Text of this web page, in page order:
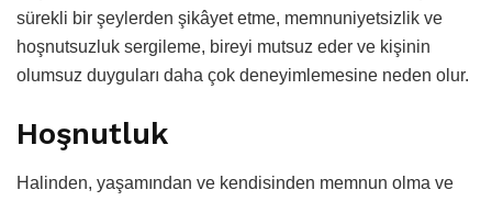
sürekli bir şeylerden şikâyet etme, memnuniyetsizlik ve
hoşnutsuzluk sergileme, bireyi mutsuz eder ve kişinin
olumsuz duyguları daha çok deneyimlemesine neden olur.
Hoşnutluk
Halinden, yaşamından ve kendisinden memnun olma ve